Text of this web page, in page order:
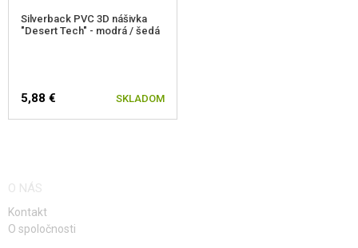
Silverback PVC 3D nášivka
"Desert Tech" - modrá / šedá
5,88 € SKLADOM
O NÁS
Kontakt
O spoločnosti